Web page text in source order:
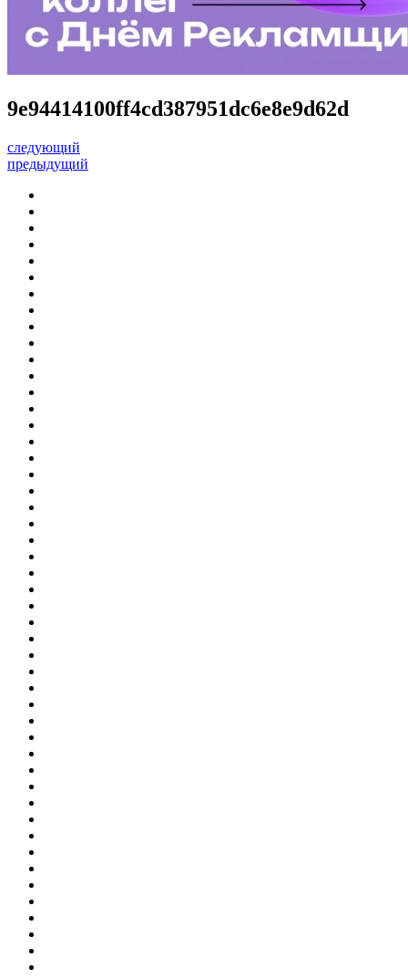
9e94414100ff4cd387951dc6e8e9d62d
следующий
предыдущий